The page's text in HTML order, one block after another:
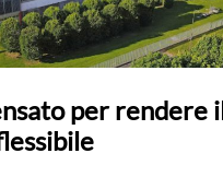
per rendere